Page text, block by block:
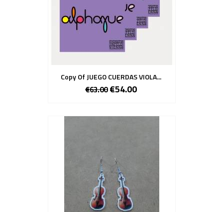
Copy Of JUEGO CUERDAS VIOLA...
€63.00 €54.00